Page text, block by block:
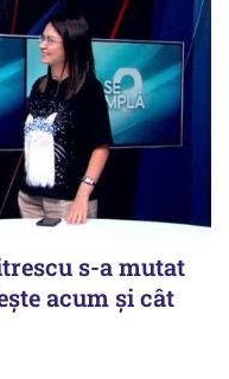
s-a mutat
acum și cât